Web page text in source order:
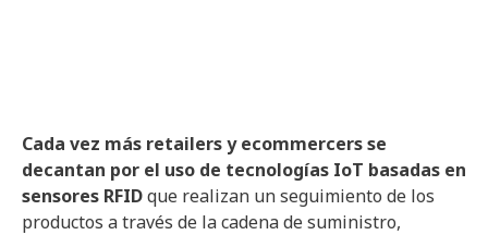
Cada vez más retailers y ecommercers se
decantan por el uso de tecnologías IoT basadas en
sensores RFIDque realizan un seguimiento de los
productos a través de la cadena de suministro,